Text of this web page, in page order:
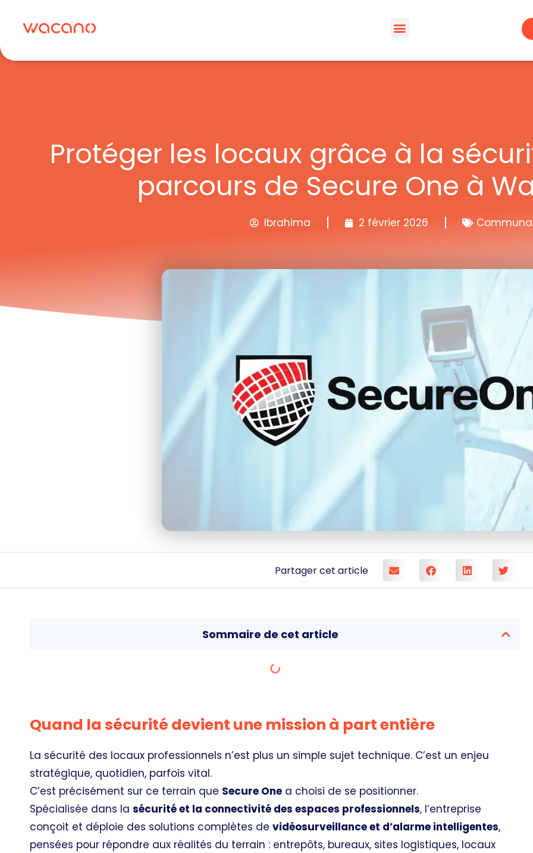
Protéger les locaux grâce à la
parcours de Secure One à
Ibrahima 2 février 2026
Partager cet article
Sommaire de cet article
Quand la sécurité devient une mission à part entière
La sécurité des locaux professionnels n’est plus un simple sujet technique. C’est un enjeu
stratégique, quotidien, parfois vital.
C’est précisément sur ce terrain que Secure One a choisi de se positionner.
Spécialisée dans la sécurité et la connectivité des espaces professionnels, l’entreprise
conçoit et déploie des solutions complètes de vidéosurveillance et d’alarme intelligentes,
pensées pour répondre aux réalités du terrain : entrepôts, bureaux, sites logistiques, locaux